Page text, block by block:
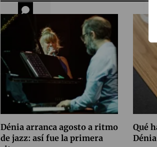
Dénia arranca agosto a ritmo
de jazz: así fue la primera
Qué